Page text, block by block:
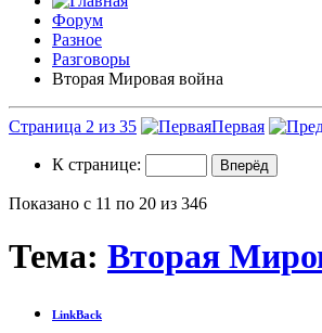
Форум
Разное
Разговоры
Вторая Мировая война
Страница 2 из 35 Первая
К странице:
Показано с 11 по 20 из 346
Тема: Вторая
LinkBack